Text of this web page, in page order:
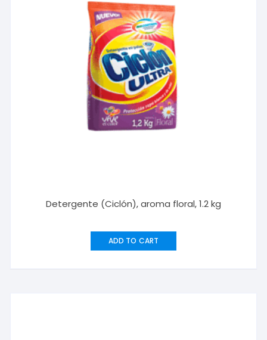
Detergente (Ciclón), aroma floral, 1.2 kg
ADD TO CART